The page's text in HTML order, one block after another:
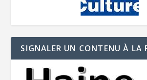
SIGNALER UN CONTENU À LA